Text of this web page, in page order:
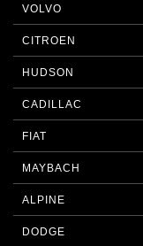
VOLVO
CITROEN
HUDSON
CADILLAC
FIAT
MAYBACH
ALPINE
DODGE